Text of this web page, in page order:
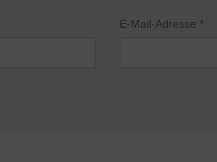
E-Mail-Adresse *